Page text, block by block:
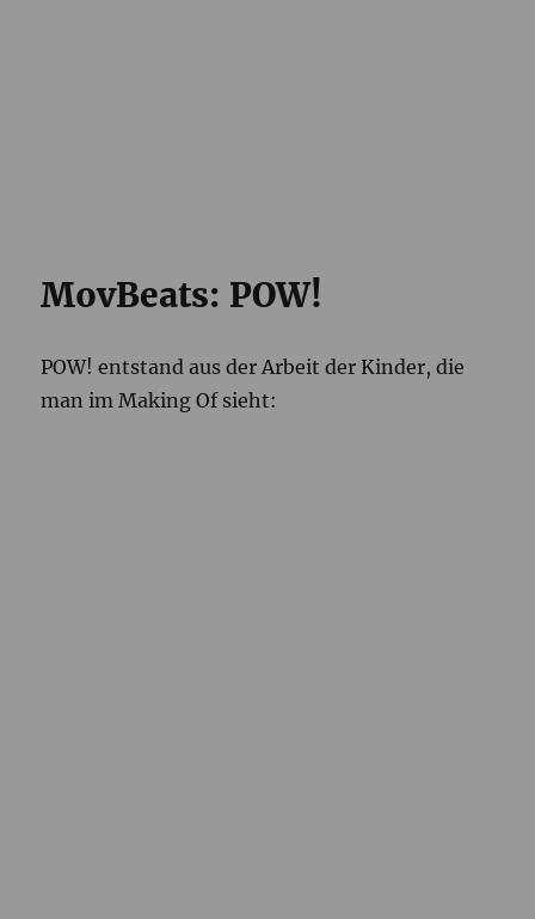
MovBeats: POW!
POW! entstand aus der Arbeit der Kinder, die
man im Making Of sieht: